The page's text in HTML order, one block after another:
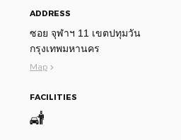
ADDRESS
ซอย จุฬาฯ 11 เขตปทุมวัน
กรุงเทพมหานคร
Map
FACILITIES